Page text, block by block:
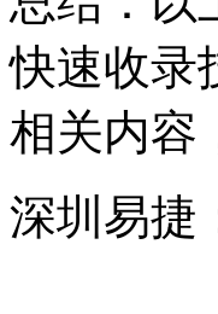
快速收录
相关内容
深圳易捷